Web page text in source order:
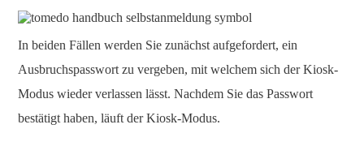
In beiden Fällen werden Sie zunächst aufgefordert, ein
Ausbruchspasswort zu vergeben, mit welchem sich der Kiosk-
Modus wieder verlassen lässt. Nachdem Sie das Passwort
bestätigt haben, läuft der Kiosk-Modus.